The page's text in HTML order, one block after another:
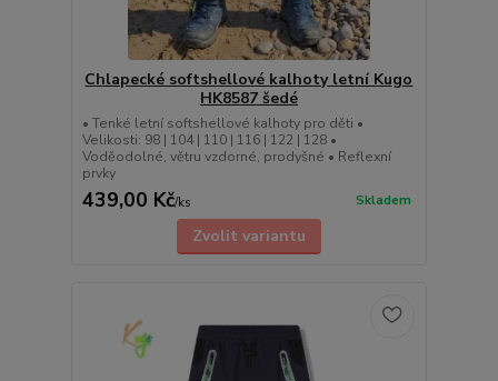
Chlapecké softshellové kalhoty letní Kugo
HK8587 šedé
• Tenké letní softshellové kalhoty pro děti •
Velikosti: 98 | 104 | 110 | 116 | 122 | 128 •
Voděodolné, větru vzdorné, prodyšné • Reflexní
prvky
439,00 Kč/ks Skladem
Zvolit variantu